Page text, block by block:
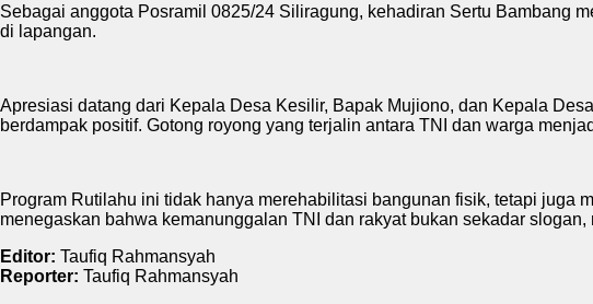
Sebagai anggota Posramil 0825/24 Siliragung, kehadiran Sertu Bambang
di lapangan.
Apresiasi datang dari Kepala Desa Kesilir, Bapak Mujiono, dan Kepala
berdampak positif. Gotong royong yang terjalin antara TNI dan warga
Program Rutilahu ini tidak hanya merehabilitasi bangunan fisik, tetapi juga
menegaskan bahwa kemanunggalan TNI dan rakyat bukan sekadar
Editor: Taufiq Rahmansyah
Reporter: Taufiq Rahmansyah